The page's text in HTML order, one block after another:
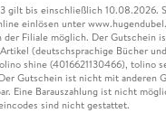
gilt bis einschließlich 10.08.2026.
einlösen unter
der Filiale möglich. Der Gutschein
(deutschsprachige Bücher
shine (4016621130466), tolino
Gutschein ist nicht mit anderen
Eine Barauszahlung ist nicht
sind nicht gestattet.